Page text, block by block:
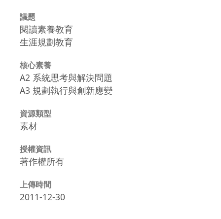
議題
閱讀素養教育
生涯規劃教育
核心素養
A2 系統思考與解決問題
A3 規劃執行與創新應變
資源類型
素材
授權資訊
著作權所有
上傳時間
2011-12-30